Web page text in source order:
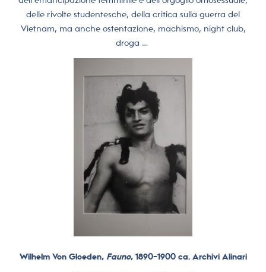
delle rivolte studentesche, della critica sulla guerra del
Vietnam, ma anche ostentazione, machismo, night club,
droga …
Wilhelm Von Gloeden, Fauno, 1890-1900 ca. Archivi Alinari